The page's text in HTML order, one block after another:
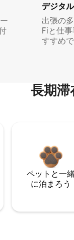
デジタ
出張の
Fiと仕
すすめで
長期
ペットと一
に泊まろう